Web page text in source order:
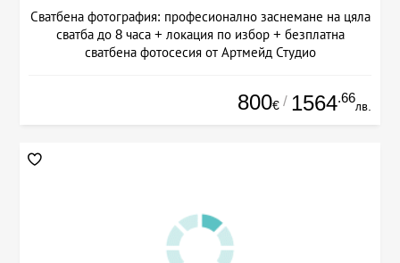
Сватбена фотография: професионално заснемане на цяла
сватба до 8 часа + локация по избор + безплатна
сватбена фотосесия от Артмейд Студио
800€ / 1564.66
лв.